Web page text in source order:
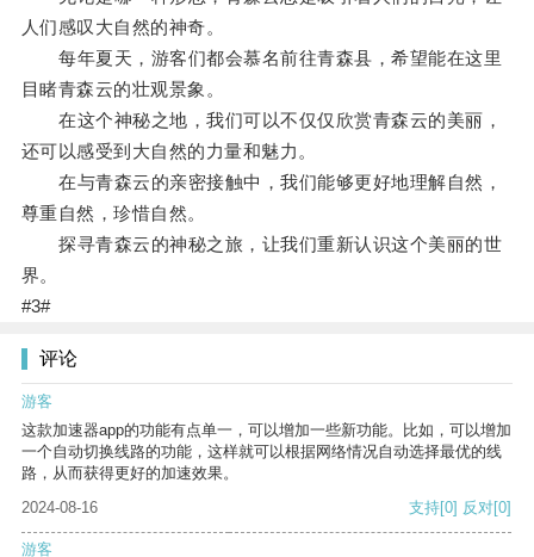
人们感叹大自然的神奇。
每年夏天，游客们都会慕名前往青森县，希望能在这里
目睹青森云的壮观景象。
在这个神秘之地，我们可以不仅仅欣赏青森云的美丽，
还可以感受到大自然的力量和魅力。
在与青森云的亲密接触中，我们能够更好地理解自然，
尊重自然，珍惜自然。
探寻青森云的神秘之旅，让我们重新认识这个美丽的世
界。
#3#
评论
游客
这款加速器app的功能有点单一，可以增加一些新功能。比如，可以增加
一个自动切换线路的功能，这样就可以根据网络情况自动选择最优的线
路，从而获得更好的加速效果。
2024-08-16
支持[0] 反对[0]
游客